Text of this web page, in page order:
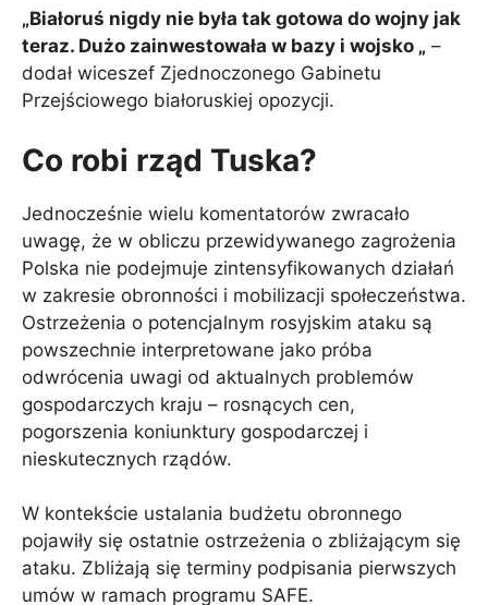
„Białoruś nigdy nie była tak gotowa do wojny jak
teraz. Dużo zainwestowała w bazy i wojsko „ –
dodał wiceszef Zjednoczonego Gabinetu
Przejściowego białoruskiej opozycji.
Co robi rząd Tuska?
Jednocześnie wielu komentatorów zwracało
uwagę, że w obliczu przewidywanego zagrożenia
Polska nie podejmuje zintensyfikowanych działań
w zakresie obronności i mobilizacji społeczeństwa.
Ostrzeżenia o potencjalnym rosyjskim ataku są
powszechnie interpretowane jako próba
odwrócenia uwagi od aktualnych problemów
gospodarczych kraju – rosnących cen,
pogorszenia koniunktury gospodarczej i
nieskutecznych rządów.
W kontekście ustalania budżetu obronnego
pojawiły się ostatnie ostrzeżenia o zbliżającym się
ataku. Zbliżają się terminy podpisania pierwszych
umów w ramach programu SAFE.